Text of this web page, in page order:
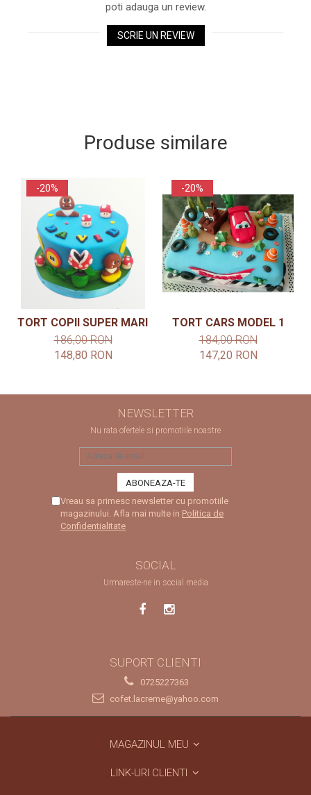
poti adauga un review.
SCRIE UN REVIEW
Produse similare
-20%
TORT COPII SUPER MARIO
186,00 RON
148,80 RON
-20%
TORT CARS MODEL 1
184,00 RON
147,20 RON
NEWSLETTER
Nu rata ofertele si promotiile noastre
Vreau sa primesc newsletter cu promotiile
magazinului. Afla mai multe in Politica de
Confidentialitate
SOCIAL
Urmareste-ne in social media
SUPORT CLIENTI
0725227363
cofet.lacreme@yahoo.com
MAGAZINUL MEU
LINK-URI CLIENTI